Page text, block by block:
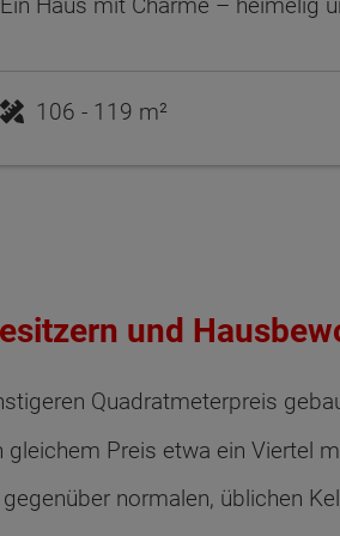
106 - 119 m²
und
Quadratmeterpreis
Preis etwa ein Viertel
normalen, üblichen